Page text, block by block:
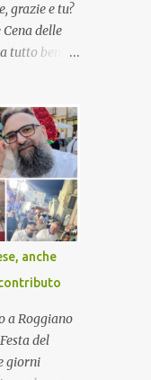
grazie e tu?
delle
tutto bene…
con le feste
per
io avrò ospiti
: A dire il
nulla
di fine
:
riunirsi
con
il cibo,
anche
a Roggiano
del
giorni